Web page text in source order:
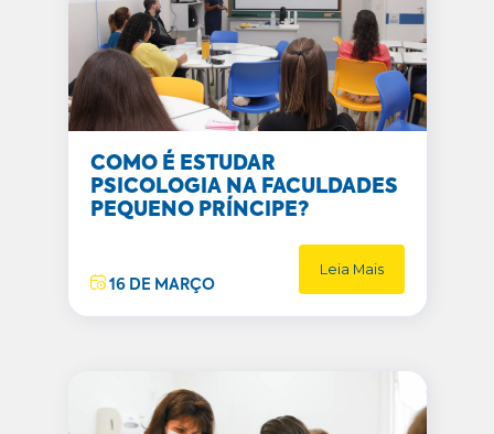
COMO É ESTUDAR
PSICOLOGIA NA FACULDADES
PEQUENO PRÍNCIPE?
16 DE MARÇO
Leia Mais